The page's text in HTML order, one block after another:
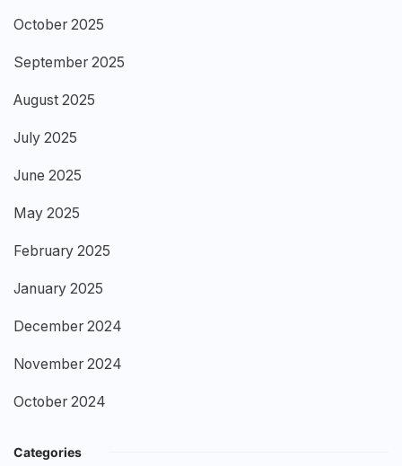
October 2025
September 2025
August 2025
July 2025
June 2025
May 2025
February 2025
January 2025
December 2024
November 2024
October 2024
Categories